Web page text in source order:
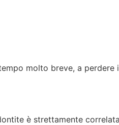
molto breve, a
è strettamente